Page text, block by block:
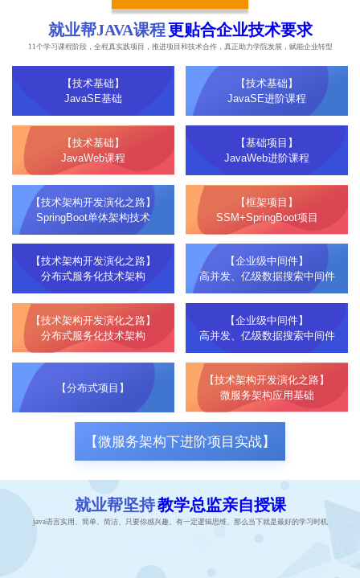
就业帮JAVA课程 更贴合企业技术要求
11个学习课程阶段，全程真实践项目，推进项目和技术合作，真正助力学院发展，赋能企业转型
【技术基础】
JavaSE基础
【技术基础】
JavaSE进阶课程
【技术基础】
JavaWeb课程
【基础项目】
JavaWeb进阶课程
【技术架构开发演化之路】
SpringBoot单体架构技术
【框架项目】
SSM+SpringBoot项目
【技术架构开发演化之路】
分布式服务化技术架构
【企业级中间件】
高并发、亿级数据搜索中间件
【技术架构开发演化之路】
分布式服务化技术架构
【企业级中间件】
高并发、亿级数据搜索中间件
【分布式项目】
【技术架构开发演化之路】
微服务架构应用基础
【微服务架构下进阶项目实战】
就业帮坚持教学总监亲自授课
java语言实用、简单、简洁、只要你感兴趣、有一定逻辑思维、那么当下就是最好的学习时机